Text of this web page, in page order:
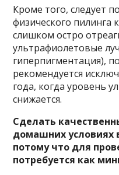
Кроме того, следует
физического пилинга
слишком остро
ультрафиолетовые
гиперпигментация),
рекомендуется
года, когда уровень
снижается.
Сделать
домашних условиях
потому что для
потребуется как